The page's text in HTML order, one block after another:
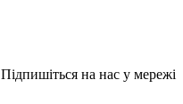
Підпишіться на нас у мережі